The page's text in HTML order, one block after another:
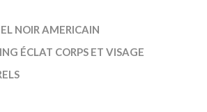
NOIR AMERICAIN
ÉCLAT CORPS ET VISAGE